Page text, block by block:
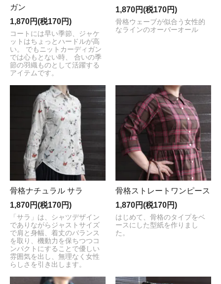
ガン
1,870円(税170円)
コートには早い季節、ジャケ
ットはちょっとハードルが高
い。 でもニットカーディガン
では心もとない時、 合いの季
節の羽織ものとして活躍する
アイテムです。
1,870円(税170円)
骨格ウェーブが似合う女性的
なラインのオーバーオール
骨格ナチュラル サラ
1,870円(税170円)
「サラ」は、シャツデザイン
でありながらジャストサイズ
で肩と身幅、着丈のバランス
を取り、機動力を保ちつつコ
ンパクトにすることで優しい
雰囲気を出し、無理なく女性
らしさを引き出します。
骨格ストレートワンピース
1,870円(税170円)
はじめて、骨格のタイプをベ
ースにした型紙を作りまし
た。